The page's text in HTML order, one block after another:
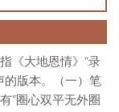
《大地恩情》“录
版本。
（一） 笔
“圈心双平无外圈